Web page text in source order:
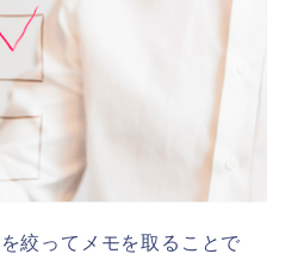
絞ってメモを取ることで